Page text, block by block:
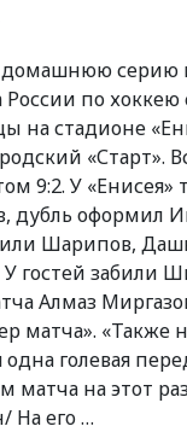
домашнюю серию
по хоккею
на стадионе
«Старт».
9:2. У
дубль оформил
Шарипов,
гостей забили
Алмаз
матча». «Также
голевая
матча на этот
На его …